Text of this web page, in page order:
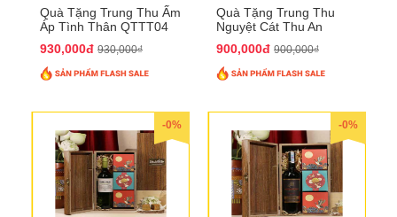
Quà Tặng Trung Thu Ấm
Áp Tình Thân QTTT04
930,000đ 930,000₫
Quà Tặng Trung Thu
Nguyệt Cát Thu An
900,000đ 900,000₫
-0% -0%